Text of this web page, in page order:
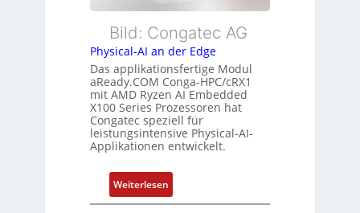
u
n
g
n
g
E
h
e
r
c
a
t
-
r
c
Bild: Congatec AG
Physical-AI an der Edge
Das applikationsfertige Modul
aReady.COM Conga-HPC/cRX1
mit AMD Ryzen AI Embedded
X100 Series Prozessoren hat
Congatec speziell für
leistungsintensive Physical-AI-
Applikationen entwickelt.
Weiterlesen:
P